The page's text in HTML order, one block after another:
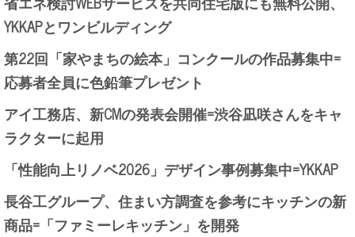
YKKAPとワンビルディング
第22回「家やまちの絵本」コンクールの作品募集中=
応募者全員に色鉛筆プレゼント
アイ工務店、新CMの発表会開催=渋谷凪咲さんをキャ
ラクターに起用
「性能向上リノベ2026」デザイン事例募集中=YKKAP
長谷工グループ、住まい方調査を参考にキッチンの新
商品=「ファミーレキッチン」を開発